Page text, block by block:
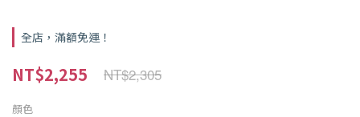
全店，滿額免運！
NT$2,255 NT$2,305
顏色